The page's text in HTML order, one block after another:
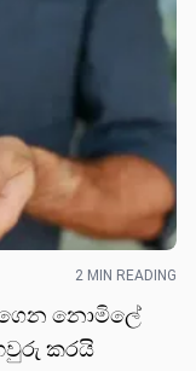
2 MIN READING
නොමිලේ
කරයි